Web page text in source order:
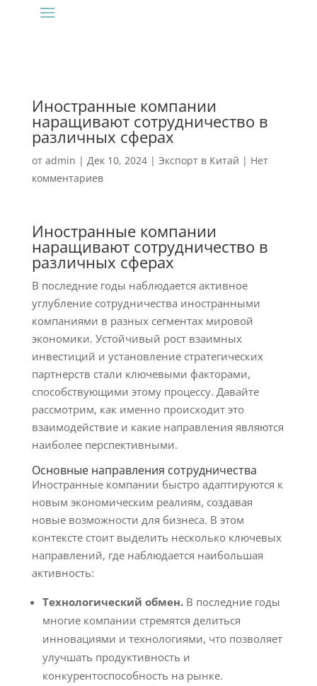
Иностранные компании
наращивают сотрудничество в
различных сферах
от admin | Дек 10, 2024| Экспорт в Китай | Нет
комментариев
Иностранные компании
наращивают сотрудничество в
различных сферах
В последние годы наблюдается активное
углубление сотрудничества иностранными
компаниями в разных сегментах мировой
экономики. Устойчивый рост взаимных
инвестиций и установление стратегических
партнерств стали ключевыми факторами,
способствующими этому процессу. Давайте
рассмотрим, как именно происходит это
взаимодействие и какие направления являются
наиболее перспективными.
Основные направления сотрудничества
Иностранные компании быстро адаптируются к
новым экономическим реалиям, создавая
новые возможности для бизнеса. В этом
контексте стоит выделить несколько ключевых
направлений, где наблюдается наибольшая
активность:
Технологический обмен.В последние годы
многие компании стремятся делиться
инновациями и технологиями, что позволяет
улучшать продуктивность и
конкурентоспособность на рынке.